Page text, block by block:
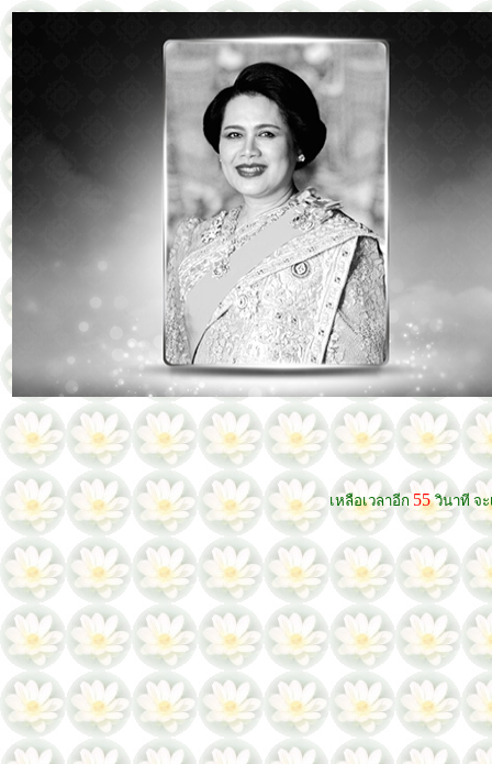
เหลือเวลาอีก 55วินาที จะ